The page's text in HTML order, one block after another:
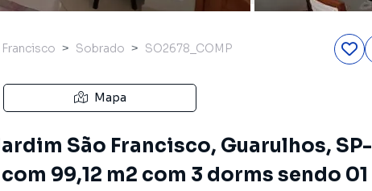
Sobrado SO2678_COMP
Mapa
São Francisco, Guarulhos, SP-
99,12 m2 com 3 dorms sendo 01